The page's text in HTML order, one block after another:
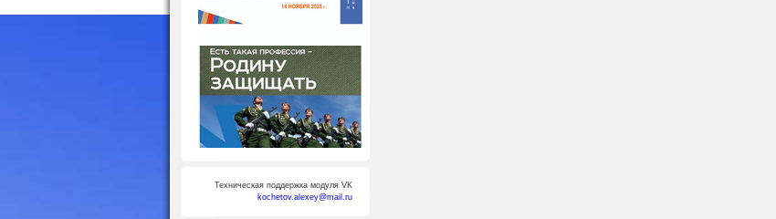
Техническая поддержка модуля VK
kochetov.alexey@mail.ru